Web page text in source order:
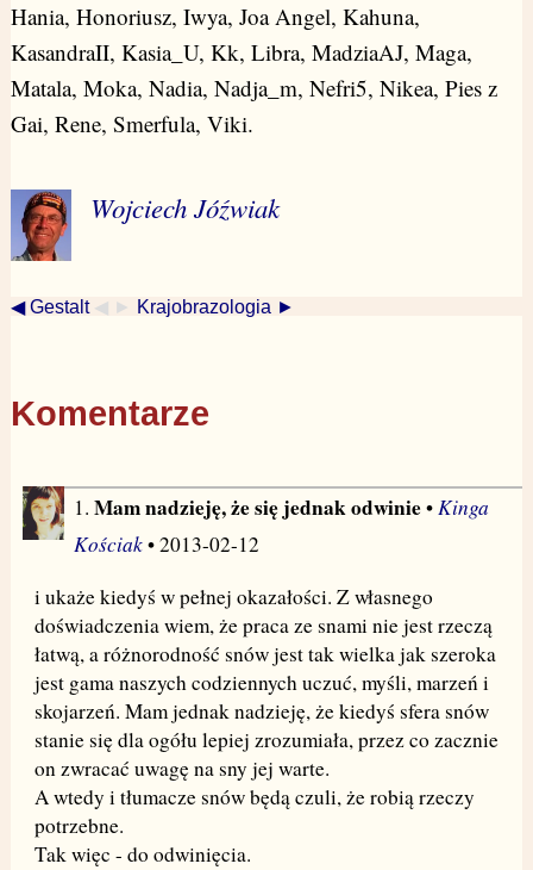
Hania, Honoriusz, Iwya, Joa Angel, Kahuna,
KasandraII, Kasia_U, Kk, Libra, MadziaAJ, Maga,
Matala, Moka, Nadia, Nadja_m, Nefri5, Nikea, Pies z
Gai, Rene, Smerfula, Viki.
Wojciech Jóźwiak
◀ Gestalt ◀ ► Krajobrazologia ►
Komentarze
1. Mam nadzieję, że się jednak odwinie•Kinga
Kościak• 2013-02-12
i ukaże kiedyś w pełnej okazałości. Z własnego
doświadczenia wiem, że praca ze snami nie jest rzeczą
łatwą, a różnorodność snów jest tak wielka jak szeroka
jest gama naszych codziennych uczuć, myśli, marzeń i
skojarzeń. Mam jednak nadzieję, że kiedyś sfera snów
stanie się dla ogółu lepiej zrozumiała, przez co zacznie
on zwracać uwagę na sny jej warte.
A wtedy i tłumacze snów będą czuli, że robią rzeczy
potrzebne.
Tak więc - do odwinięcia.